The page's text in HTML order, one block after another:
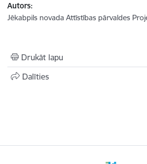
Autors:
Jēkabpils novada Attīstības pārvaldes
Drukāt lapu
Dalīties